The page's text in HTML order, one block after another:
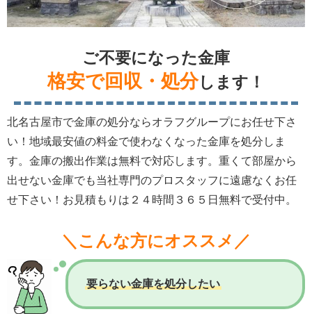
ご不要になった金庫
格安で回収・処分します！
北名古屋市で金庫の処分ならオラフグループにお任せ下さ
い！地域最安値の料金で使わなくなった金庫を処分しま
す。金庫の搬出作業は無料で対応します。重くて部屋から
出せない金庫でも当社専門のプロスタッフに遠慮なくお任
せ下さい！お見積もりは２４時間３６５日無料で受付中。
＼こんな方にオススメ／
要らない金庫を処分したい